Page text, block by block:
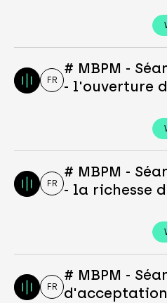
FR
# MBPM -
- l'ouverture
FR
# MBPM -
- la richesse
FR
# MBPM -